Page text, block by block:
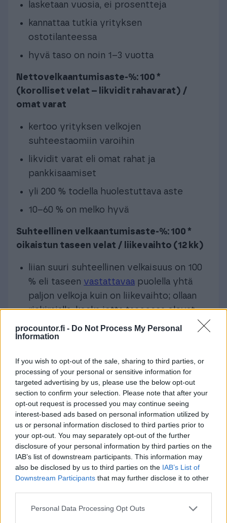
procountor.fi - Do Not Process My Personal
Information
If you wish to opt-out of the sale, sharing to third parties, or
processing of your personal or sensitive information for
targeted advertising by us, please use the below opt-out
section to confirm your selection. Please note that after your
opt-out request is processed you may continue seeing
interest-based ads based on personal information utilized by
us or personal information disclosed to third parties prior to
your opt-out. You may separately opt-out of the further
disclosure of your personal information by third parties on the
IAB’s list of downstream participants. This information may
also be disclosed by us to third parties on the IAB’s List of
Downstream Participants that may further disclose it to other
Please note that this website/app uses one or more Google
Personal Data Processing Opt Outs
lasketaan vuosia, ei prosentteja
kannattaa tutkia yrityksen
ostotilanteessa
hyvä taso on noin 1–3 vuotta
Nettovelkaantumisaste-%: 100 *
(korolliset velat – likvidit rahavarat) /
omat varat
kertoo yrityksen velkojen
suhteestaomiin varoihin
likvidit varat eli omat rahat ja
pankkisaamiset
yli 200 % todella huolestuttava aste
10–60 % on melko hyvä
Suhteellinen velkaantumisaste-%: 100 *
oikaistun taseen velat / liikevaihto (12 kk)
liian suuri suhteellinen velkaisuus on 100
% eli taseen vastattavaa puolella yhtä
paljon velkoja kuin on liikevaihto; ollaan
riskirajalla, koska jotta taseessa olevat
velat voisi maksaa kaikkinensa, pitäisi
käyttää koko liikevaihto (mikä ei taas
vähentää myös henkilöstö- ja muita
kuluja)
50 % taso jo melko turvallinen
Kannattavuuden
tunnusluvut – kannattavalla
yrityksellä tuotot ovat
kuluja suuremmat
ottaen yrityksen tulojen ja kulujen